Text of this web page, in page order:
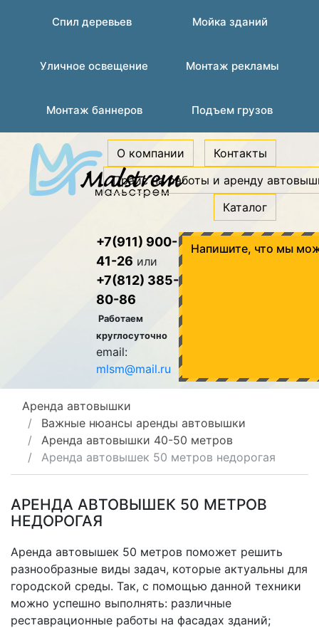
Спил деревьев Мойка зданий
Уличное освещение Монтаж рекламы
Монтаж баннеров Подъем грузов
О компании
Контакты
Прайс на работы и аренду
Каталог
+7(911) 900-
41-26 или
+7(812) 385-
80-86
Работаем
круглосуточно
email:
mlsm@mail.ru
Напишите, что мы
Аренда автовышки
Важные нюансы аренды автовышки
Аренда автовышки 40-50 метров
Аренда автовышек 50 метров недорогая
АРЕНДА АВТОВЫШЕК 50 МЕТРОВ
НЕДОРОГАЯ
Аренда автовышек 50 метров поможет решить
разнообразные виды задач, которые актуальны для
городской среды. Так, с помощью данной техники
можно успешно выполнять: различные
реставрационные работы на фасадах зданий;